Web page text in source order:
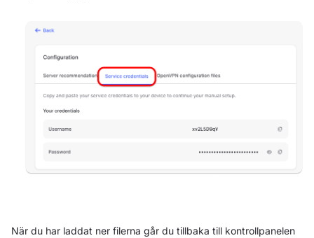
När du har laddat ner filerna går du tillbaka till kontrollpanelen